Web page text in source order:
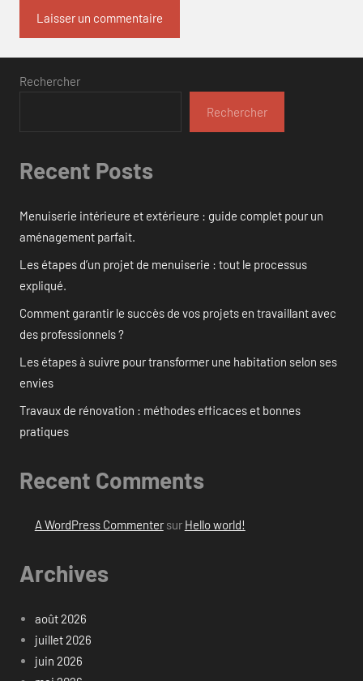
Rechercher
Rechercher
Recent Posts
Menuiserie intérieure et extérieure : guide complet pour un
aménagement parfait.
Les étapes d’un projet de menuiserie : tout le processus
expliqué.
Comment garantir le succès de vos projets en travaillant avec
des professionnels ?
Les étapes à suivre pour transformer une habitation selon ses
envies
Travaux de rénovation : méthodes efficaces et bonnes
pratiques
Recent Comments
A WordPress Commentersur Hello world!
Archives
août 2026
juillet 2026
juin 2026